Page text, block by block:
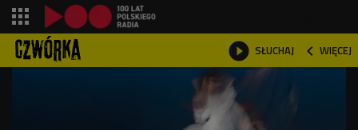
 SŁUCHAJ  WIĘCEJ
